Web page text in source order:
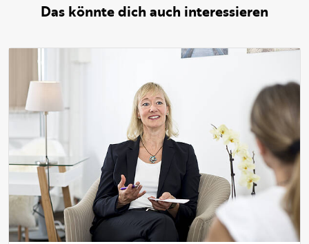
Das könnte dich auch interessieren